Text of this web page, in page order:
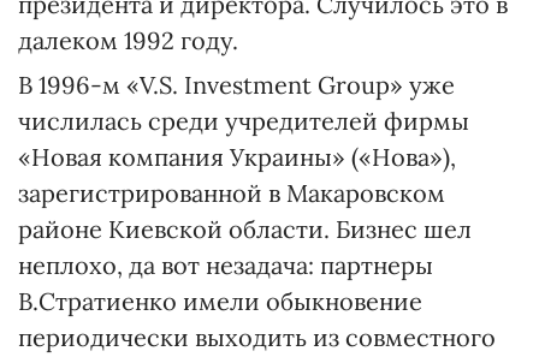
далеком 1992 году.
В 1996-м «V.S. Investment Group» уже
числилась среди учредителей фирмы
«Новая компания Украины» («Нова»),
зарегистрированной в Макаровском
районе Киевской области. Бизнес шел
неплохо, да вот незадача: партнеры
В.Стратиенко имели обыкновение
периодически выходить из совместного